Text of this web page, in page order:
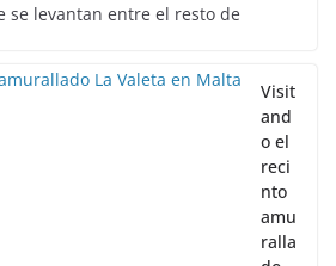
se levantan entre el resto de
Visit
and
o el
reci
nto
amu
ralla